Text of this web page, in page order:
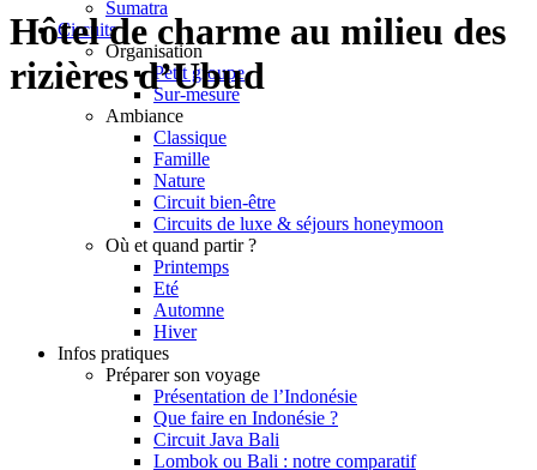
Sumatra
Circuits
Organisation
Petit groupe
Sur-mesure
Ambiance
Classique
Famille
Nature
Circuit bien-être
Circuits de luxe & séjours honeymoon
Où et quand partir ?
Printemps
Eté
Automne
Hiver
Infos pratiques
Préparer son voyage
Présentation de l’Indonésie
Que faire en Indonésie ?
Circuit Java Bali
Lombok ou Bali : notre comparatif
Hôtel de charme au milieu des
rizières d’Ubud